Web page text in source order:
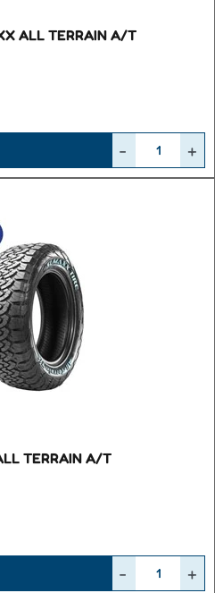
ALL TERRAIN A/T
TERRAIN A/T